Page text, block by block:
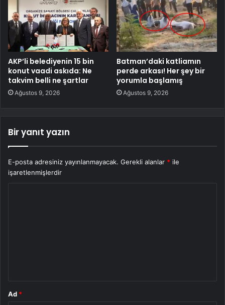
AKP’li belediyenin 15 bin
konut vaadi askıda: Ne
takvim belli ne şartlar
Ağustos 9, 2026
Batman’daki katliamın
perde arkası! Her şey bir
yorumla başlamış
Ağustos 9, 2026
Bir yanıt yazın
E-posta adresiniz yayınlanmayacak. Gerekli alanlar * ile
işaretlenmişlerdir
Ad *